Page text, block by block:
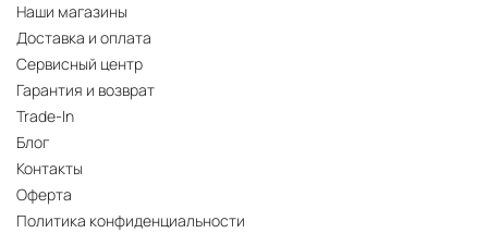
Наши магазины
Доставка и оплата
Сервисный центр
Гарантия и возврат
Trade-In
Блог
Контакты
Оферта
Политика конфиденциальности